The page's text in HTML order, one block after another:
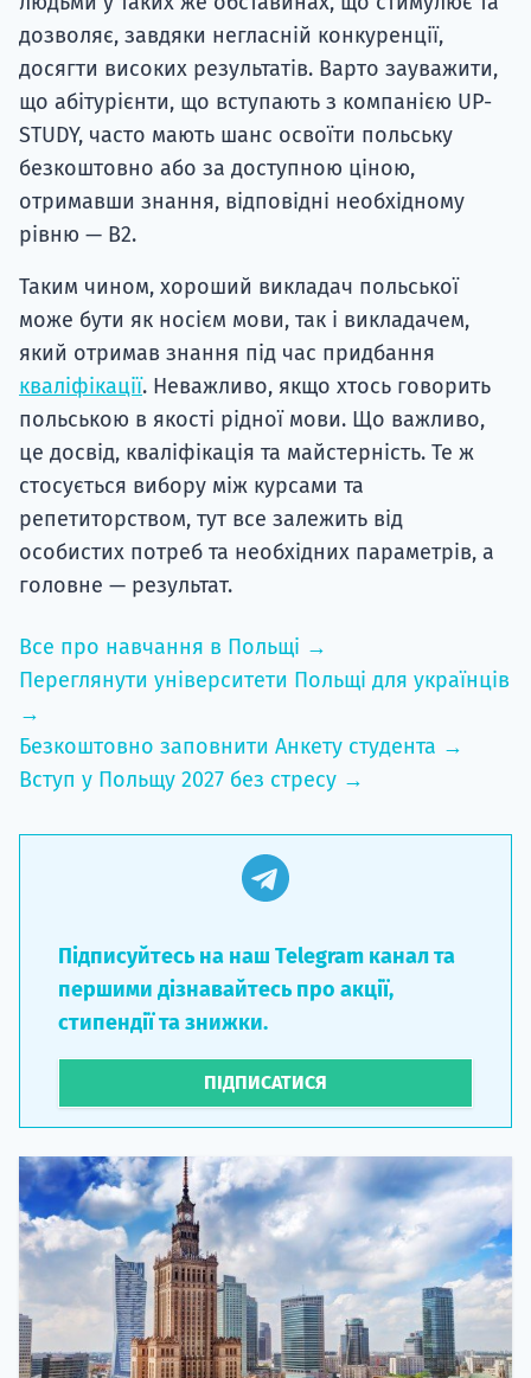
дозволяє, завдяки негласній конкуренції,
досягти високих результатів. Варто зауважити,
що абітурієнти, що вступають з компанією UP-
STUDY, часто мають шанс освоїти польську
безкоштовно або за доступною ціною,
отримавши знання, відповідні необхідному
рівню — В2.
Таким чином, хороший викладач польської
може бути як носієм мови, так і викладачем,
який отримав знання під час придбання
кваліфікації. Неважливо, якщо хтось говорить
польською в якості рідної мови. Що важливо,
це досвід, кваліфікація та майстерність. Те ж
стосується вибору між курсами та
репетиторством, тут все залежить від
особистих потреб та необхідних параметрів, а
головне — результат.
Все про навчання в Польщі →
Переглянути університети Польщі для українців
→
Безкоштовно заповнити Анкету студента →
Вступ у Польщу 2027 без стресу →
Підписуйтесь на наш Telegram канал та
першими дізнавайтесь про акції,
стипендії та знижки.
ПІДПИСАТИСЯ